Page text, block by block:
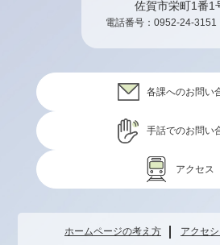
佐賀市栄町1番1
電話番号： 0952-24-3151
各課へのお問い
手話でのお問い
アクセス
ホームページの考え方 アクセ